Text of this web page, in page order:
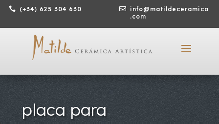
 (+34) 625 304 630 
info@matildeceramica
.com
placa para